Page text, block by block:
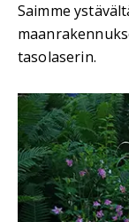
Saimme
tasolaserin.